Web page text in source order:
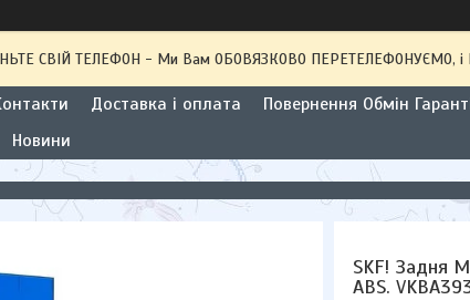
СВІЙ ТЕЛЕФОН - Ми Вам ОБОВЯЗКОВО ПЕРЕТЕЛЕФОНУЄМО,
Доставка і оплата
Повернення Обмін
Новини
SKF! Задня
ABS.